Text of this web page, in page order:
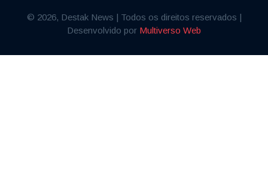
© 2026, Destak News | Todos os direitos reservados |
Desenvolvido por Multiverso Web